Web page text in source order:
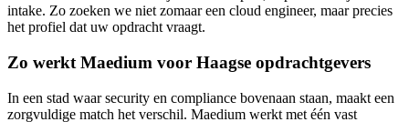
intake. Zo zoeken we niet zomaar een cloud engineer, maar precies
het profiel dat uw opdracht vraagt.
Zo werkt Maedium voor Haagse opdrachtgevers
In een stad waar security en compliance bovenaan staan, maakt een
zorgvuldige match het verschil. Maedium werkt met één vast